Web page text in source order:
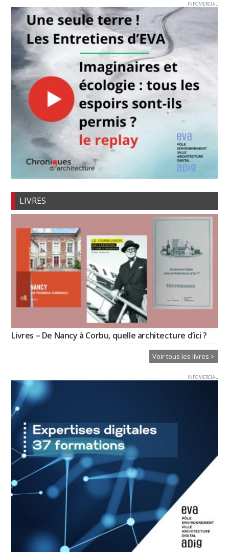
INFOMERCIAL
LIVRES
Livres – De Nancy à Corbu, quelle architecture d’ici ?
Voir tous les livres >
INFOMERCIAL